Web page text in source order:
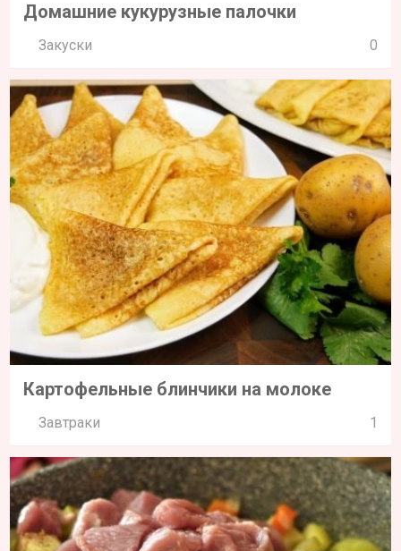
Домашние кукурузные палочки
Закуски 0
Картофельные блинчики на молоке
Завтраки 1